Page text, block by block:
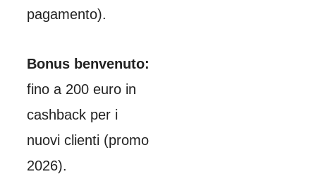
pagamento).
Bonus benvenuto:
fino a 200 euro in
cashback per i
nuovi clienti (promo
2026).